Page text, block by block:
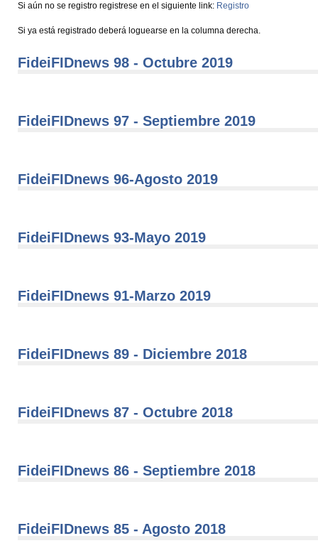
Si aún no se registro registrese en el siguiente link: Registro
Si ya está registrado deberá loguearse en la columna derecha.
FideiFIDnews 98 - Octubre 2019
FideiFIDnews 97 - Septiembre 2019
FideiFIDnews 96-Agosto 2019
FideiFIDnews 93-Mayo 2019
FideiFIDnews 91-Marzo 2019
FideiFIDnews 89 - Diciembre 2018
FideiFIDnews 87 - Octubre 2018
FideiFIDnews 86 - Septiembre 2018
FideiFIDnews 85 - Agosto 2018